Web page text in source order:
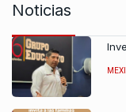
Noticias